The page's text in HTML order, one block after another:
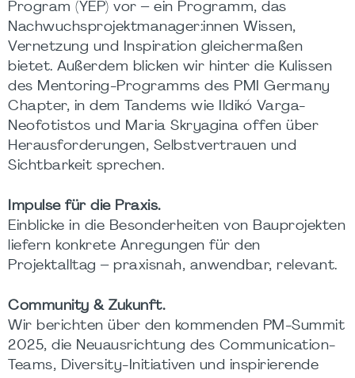
Program (YEP) vor – ein Programm, das
Nachwuchsprojektmanager:innen Wissen,
Vernetzung und Inspiration gleichermaßen
bietet. Außerdem blicken wir hinter die Kulissen
des Mentoring-Programms des PMI Germany
Chapter, in dem Tandems wie Ildikó Varga-
Neofotistos und Maria Skryagina offen über
Herausforderungen, Selbstvertrauen und
Sichtbarkeit sprechen.
Impulse für die Praxis.
Einblicke in die Besonderheiten von Bauprojekten
liefern konkrete Anregungen für den
Projektalltag – praxisnah, anwendbar, relevant.
Community & Zukunft.
Wir berichten über den kommenden PM-Summit
2025, die Neuausrichtung des Communication-
Teams, Diversity-Initiativen und inspirierende